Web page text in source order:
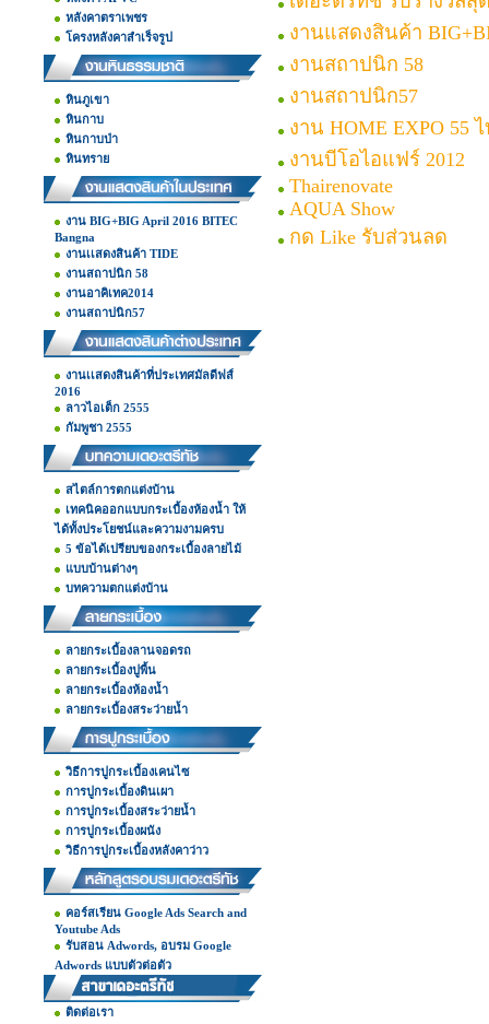
หลังคาตราเพชร
โครงหลังคาสำเร็จรูป
หินภูเขา
หินกาบ
หินกาบป่า
หินทราย
งาน BIG+BIG April 2016 BITEC
Bangna
งานเเสดงสินค้า TIDE
งานสถาปนิก 58
งานอาคิเทค2014
งานสถาปนิก57
งานเเสดงสินค้าที่ประเทศมัลดีฟส์
2016
ลาวไอเต็ก 2555
กัมพูชา 2555
สไตล์การตกแต่งบ้าน
เทคนิคออกแบบกระเบื้องห้องน้ำ ให้
ได้ทั้งประโยชน์และความงามครบ
5 ข้อได้เปรียบของกระเบื้องลายไม้
แบบบ้านต่างๆ
บทความตกแต่งบ้าน
ลายกระเบื้องลานจอดรถ
ลายกระเบื้องปูพื้น
ลายกระเบื้องห้องน้ำ
ลายกระเบื้องสระว่ายน้ำ
วิธีการปูกระเบื้องเคนไซ
การปูกระเบื้องดินเผา
การปูกระเบื้องสระว่ายน้ำ
การปูกระเบื้องผนัง
วิธีการปูกระเบื้องหลังคาว่าว
คอร์สเรียน Google Ads Search and
Youtube Ads
รับสอน Adwords, อบรม Google
Adwords แบบตัวต่อตัว
ติดต่อเรา
งานแสดงสินค้า
งานสถาปนิก 58
งานสถาปนิก57
งาน HOME EXPO 55
งานบีโอไอแฟร์ 2012
Thairenovate
AQUA Show
กด Like รับส่วนลด